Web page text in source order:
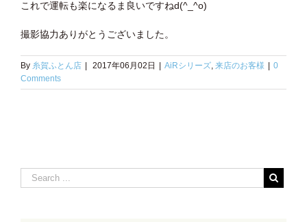
これで運転も楽になるま良いですねd(^_^o)
撮影協力ありがとうございました。
By 糸賀ふとん店 2017年06月02日 AiRシリーズ, 来店のお客様
0
Comments